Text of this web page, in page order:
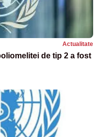
Actualitate
de tip 2 a fost